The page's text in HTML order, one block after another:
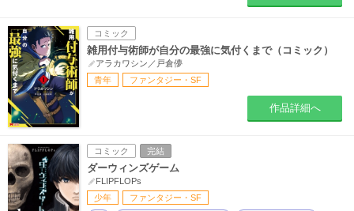
コミック
雑用付与術師が自分の最強に気付くまで（コミック）
アラカワシン／戸倉儚
青年
ファンタジー・SF
作品詳細へ
コミック 完結
ダーウィンズゲーム
FLIPFLOPs
少年
ファンタジー・SF